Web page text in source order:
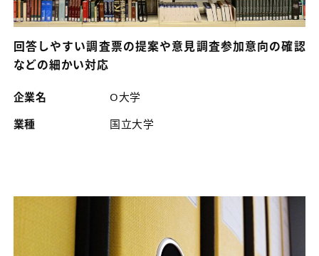
回答しやすい調査票の提案や意見調査参加意向の確認
などの細かい対応
企業名
O大学
業種
国立大学